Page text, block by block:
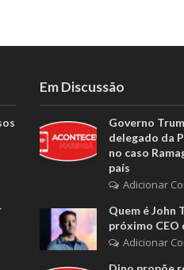
Em Discussão
Governo
delegado da
no caso
país
Adicionar
Quem é John
próximo CEO
Adicionar